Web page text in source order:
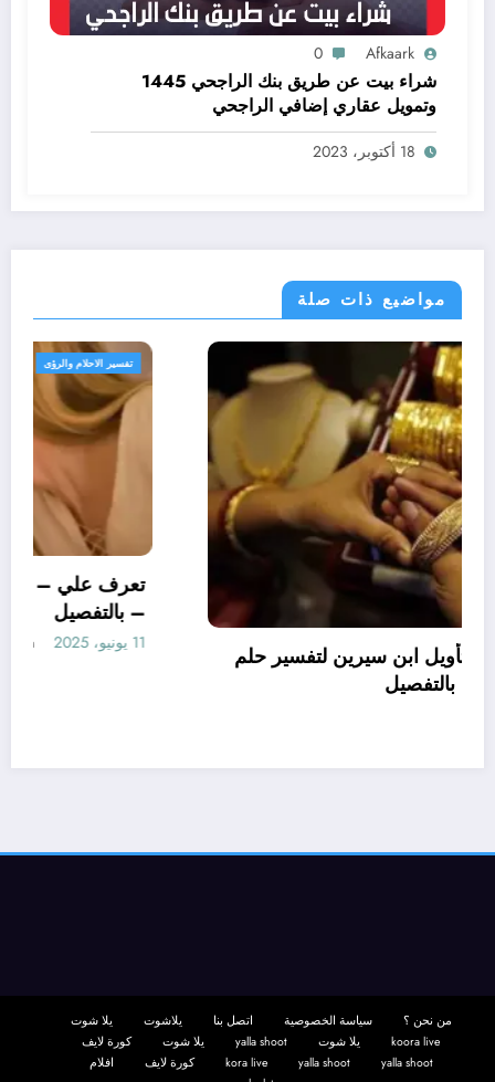
Afkaark
0
شراء بيت عن طريق بنك الراجحي 1445
وتمويل عقاري إضافي الراجحي
18 أكتوبر، 2023
مواضيع ذات صلة
تفسير الاحلام والرؤى
تعرف علي – ما هو تأويل ابن سيرين لتفسير حلم
الاساور للمتزوجة؟ – بالتفصيل
من نحن ؟ سياسة الخصوصية اتصل بنا يلاشوت
يلا شوت
koora live
يلا شوت yalla shoot يلا شوت
كورة لايف
yalla shoot
yalla shoot
kora live كورة لايف
افلام